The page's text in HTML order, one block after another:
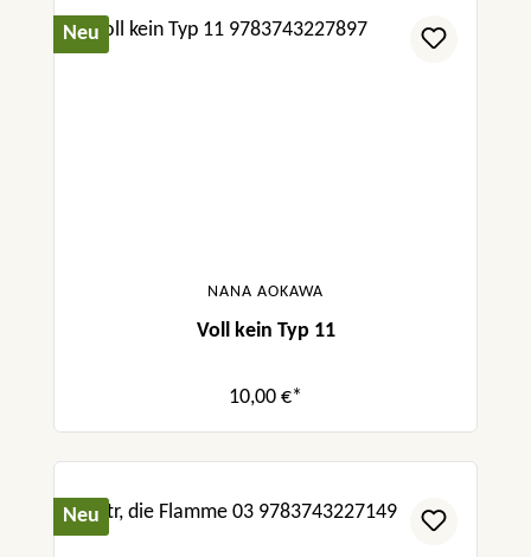
Neu
NANA AOKAWA
Voll kein Typ 11
10,00 €*
Neu